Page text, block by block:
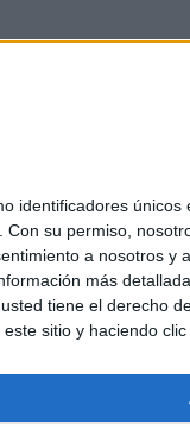
identificadores
Con su permiso,
a nosotros y
más
tiene el derecho
sitio y haciendo
91 593 2767